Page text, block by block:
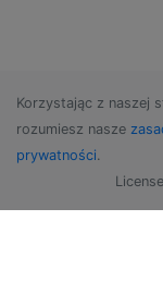
Korzystając z naszej
rozumiesz nasze
prywatności.